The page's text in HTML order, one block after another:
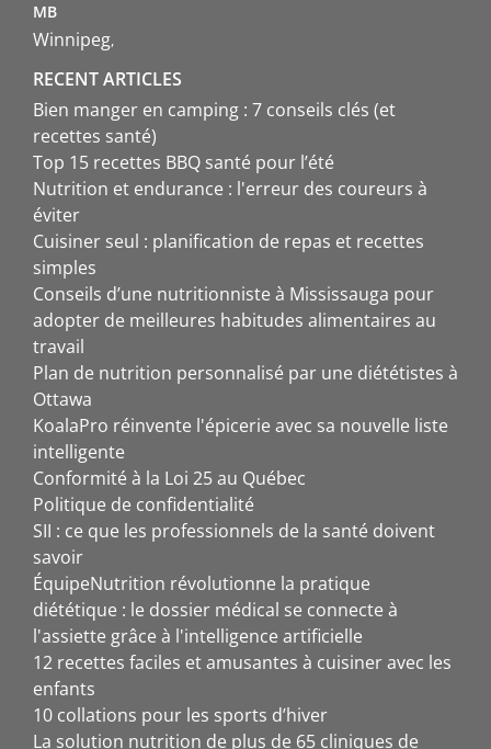
MB
Winnipeg
RECENT ARTICLES
Bien manger en camping : 7 conseils clés (et
recettes santé)
Top 15 recettes BBQ santé pour l’été
Nutrition et endurance : l'erreur des coureurs à
éviter
Cuisiner seul : planification de repas et recettes
simples
Conseils d’une nutritionniste à Mississauga pour
adopter de meilleures habitudes alimentaires au
travail
Plan de nutrition personnalisé par une diététistes à
Ottawa
KoalaPro réinvente l'épicerie avec sa nouvelle liste
intelligente
Conformité à la Loi 25 au Québec
Politique de confidentialité
SII : ce que les professionnels de la santé doivent
savoir
ÉquipeNutrition révolutionne la pratique
diététique : le dossier médical se connecte à
l'assiette grâce à l'intelligence artificielle
12 recettes faciles et amusantes à cuisiner avec les
enfants
10 collations pour les sports d’hiver
La solution nutrition de plus de 65 cliniques de